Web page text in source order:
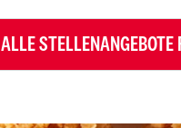
ALLE STELLENANGEBOTE